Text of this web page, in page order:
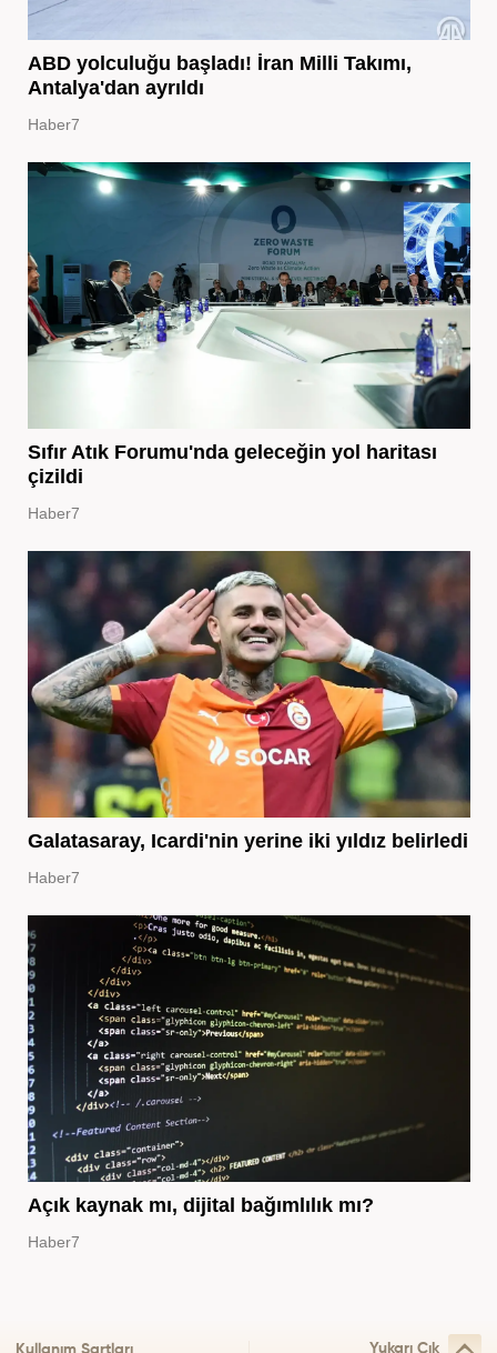
ABD yolculuğu başladı! İran Milli Takımı,
Antalya'dan ayrıldı
Haber7
Sıfır Atık Forumu'nda geleceğin yol haritası
çizildi
Haber7
Galatasaray, Icardi'nin yerine iki yıldız belirledi
Haber7
Açık kaynak mı, dijital bağımlılık mı?
Haber7
Yukarı Çık